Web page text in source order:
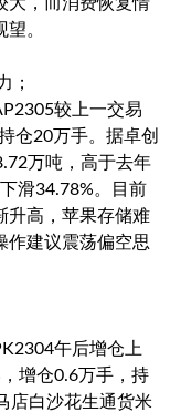
。
；
较上一交易
仓20万手。据卓创
万吨，高于去年
滑34.78%。目前
升高，苹果存储难
作建议震荡偏空思
午后增仓上
增仓0.6万手，持
店白沙花生通货米